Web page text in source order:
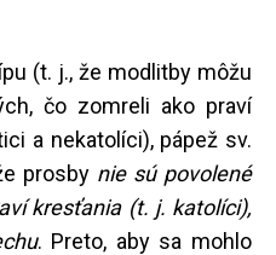
(t. j., že modlitby môžu
čo zomreli ako praví
a nekatolíci), pápež sv.
prosby nie sú povolené
kresťania (t. j. katolíci),
. Preto, aby sa mohlo